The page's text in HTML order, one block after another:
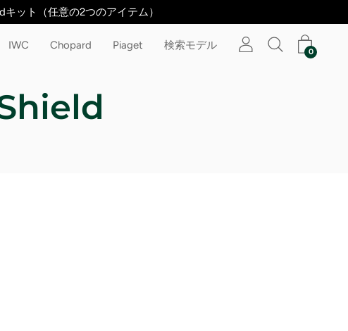
ット（任意の2つのアイテム）
IWC Chopard Piaget 検索モデル
0